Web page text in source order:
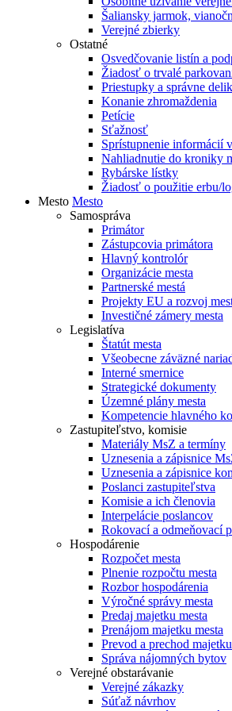
Šaliansky jarmok,
Verejné zbierky
Ostatné
Osvedčovanie listín a
Žiadosť o trvalé
Priestupky a správne
Konanie zhromaždenia
Petície
Sťažnosť
Sprístupnenie informácií
Nahliadnutie do kroniky
Rybárske lístky
Žiadosť o použitie erbu/
Mesto Mesto
Samospráva
Primátor
Zástupcovia primátora
Hlavný kontrolór
Organizácie mesta
Partnerské mestá
Projekty EU a rozvoj
Investičné zámery mesta
Legislatíva
Štatút mesta
Všeobecne záväzné
Interné smernice
Strategické dokumenty
Územné plány mesta
Kompetencie hlavného
Zastupiteľstvo, komisie
Materiály MsZ a termíny
Uznesenia a zápisnice
Uznesenia a zápisnice
Poslanci zastupiteľstva
Komisie a ich členovia
Interpelácie poslancov
Rokovací a odmeňovací
Hospodárenie
Rozpočet mesta
Plnenie rozpočtu mesta
Rozbor hospodárenia
Výročné správy mesta
Predaj majetku mesta
Prenájom majetku mesta
Prevod a prechod majetku
Správa nájomných bytov
Verejné obstarávanie
Verejné zákazky
Súťaž návrhov